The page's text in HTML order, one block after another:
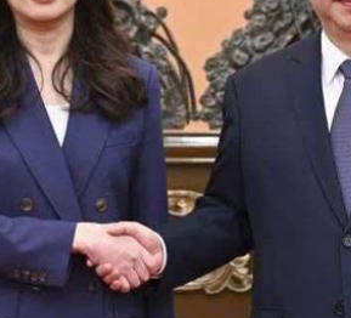
京還有大招 15:29
男神木桶共浴 15:29
曝光 15:28
18:00